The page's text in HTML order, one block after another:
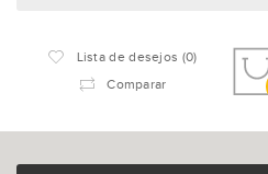
Lista de desejos (0)
Comparar